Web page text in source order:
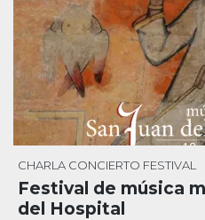
CHARLA CONCIERTO FESTIVAL
Festival de música
del Hospital